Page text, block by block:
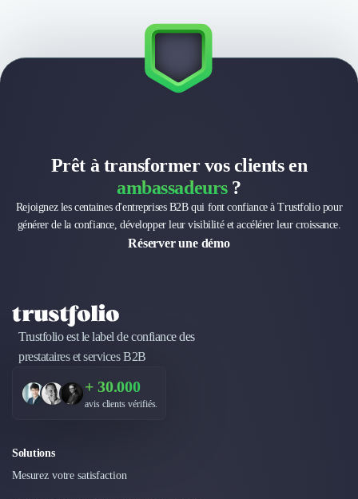
Prêt à transformer vos clients en
ambassadeurs?
Rejoignez les centaines d'entreprises B2B qui font confiance à Trustfolio pour
générer de la confiance, développer leur visibilité et accélérer leur croissance.
Réserver une démo
Trustfolio est le label de confiance des
prestataires et services B2B
+ 30.000
avis clients vérifiés.
Solutions
Mesurez votre satisfaction